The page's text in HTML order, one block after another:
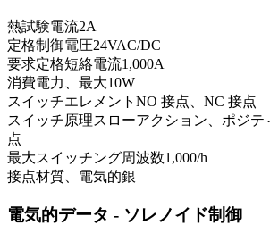
熱試験電流2A
定格制御電圧24VAC/DC
要求定格短絡電流1,000A
消費電力、最大10W
スイッチエレメント NO 接点、NC 接点
スイッチ原理スローアクション、ポジ
点
最大スイッチング周波数1,000/h
接点材質、電気的銀
電気的データ - ソレノイド制御